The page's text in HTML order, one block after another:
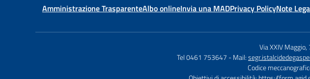
Amministrazione TrasparenteAlbo onlineInvia una MADPrivacy PolicyNote
Via XXIV Maggio,
Tel 0461 753647 - Mail:
Codice